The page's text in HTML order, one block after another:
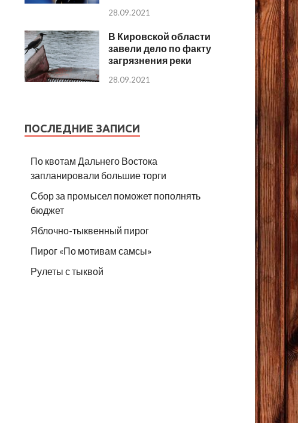
28.09.2021
В Кировской области
завели дело по факту
загрязнения реки
28.09.2021
ПОСЛЕДНИЕ ЗАПИСИ
По квотам Дальнего Востока
запланировали большие торги
Сбор за промысел поможет пополнять
бюджет
Яблочно-тыквенный пирог
Пирог «По мотивам самсы»
Рулеты с тыквой